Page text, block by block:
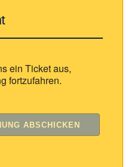
ein Ticket aus,
fortzufahren.